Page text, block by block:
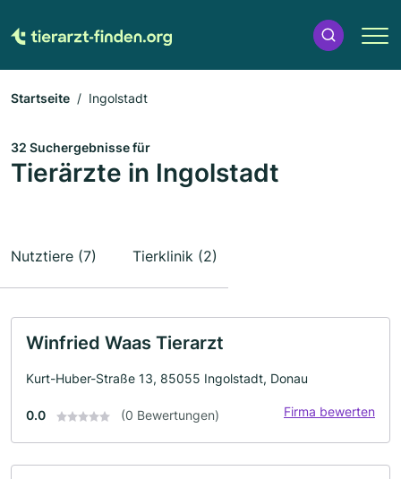
Startseite Ingolstadt
32 Suchergebnisse für
Tierärzte in Ingolstadt
Nutztiere (7) Tierklinik (2)
Winfried Waas Tierarzt
Kurt-Huber-Straße 13, 85055 Ingolstadt, Donau
0.0 (0 Bewertungen) Firma bewerten